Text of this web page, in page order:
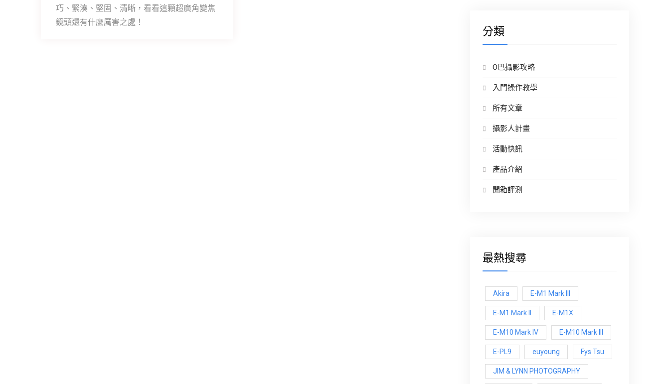
巧、緊湊、堅固、清晰，看看這顆超廣角變焦
鏡頭還有什麼厲害之處！
分類
O巴攝影攻略
入門操作教學
所有文章
攝影人計畫
活動快訊
產品介紹
開箱評測
最熱搜尋
Akira E-M1 Mark III
E-M1 Mark ll E-M1X
E-M10 Mark IV E-M10 Mark lll
E-PL9 euyoung Fys Tsu
JIM & LYNN PHOTOGRAPHY